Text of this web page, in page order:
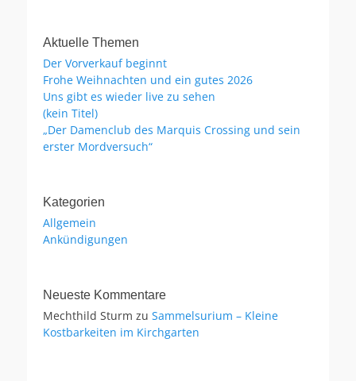
Aktuelle Themen
Der Vorverkauf beginnt
Frohe Weihnachten und ein gutes 2026
Uns gibt es wieder live zu sehen
(kein Titel)
„Der Damenclub des Marquis Crossing und sein
erster Mordversuch“
Kategorien
Allgemein
Ankündigungen
Neueste Kommentare
Mechthild Sturm zu Sammelsurium – Kleine
Kostbarkeiten im Kirchgarten